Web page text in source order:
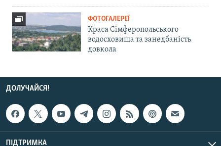
ФОТОГАЛЕРЕЇ
Краса Сімферопольського
водосховища та занедбаність
довкола
ДОЛУЧАЙСЯ!
ПІДТРИМКА